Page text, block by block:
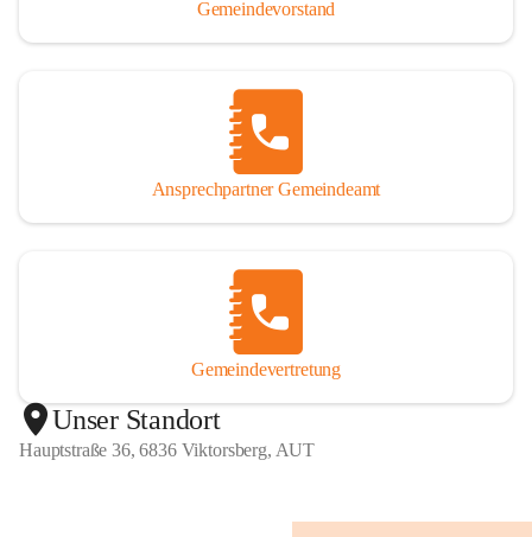
Gemeindevorstand
Ansprechpartner Gemeindeamt
Gemeindevertretung
Unser Standort
Hauptstraße 36, 6836 Viktorsberg, AUT